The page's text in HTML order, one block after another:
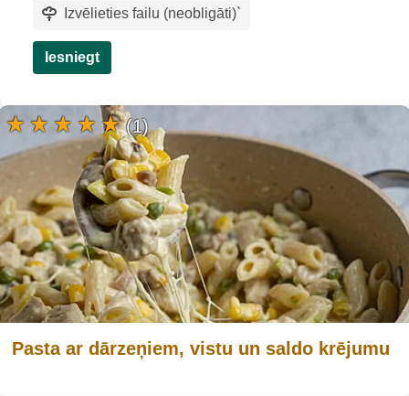
Izvēlieties failu (neobligāti)`
Iesniegt
Pasta ar dārzeņiem, vistu un saldo krējumu
(1)